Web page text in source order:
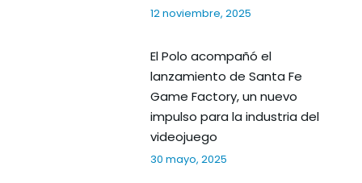
12 noviembre, 2025
El Polo acompañó el
lanzamiento de Santa Fe
Game Factory, un nuevo
impulso para la industria del
videojuego
30 mayo, 2025